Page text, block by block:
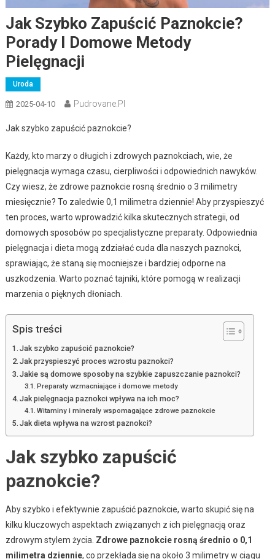
Jak Szybko Zapuścić Paznokcie?
Porady I Domowe Metody
Pielęgnacji
Uroda
2025-04-10 Pudrovane.pl
Jak szybko zapuścić paznokcie?
Każdy, kto marzy o długich i zdrowych paznokciach, wie, że
pielęgnacja wymaga czasu, cierpliwości i odpowiednich nawyków.
Czy wiesz, że zdrowe paznokcie rosną średnio o 3 milimetry
miesięcznie? To zaledwie 0,1 milimetra dziennie! Aby przyspieszyć
ten proces, warto wprowadzić kilka skutecznych strategii, od
domowych sposobów po specjalistyczne preparaty. Odpowiednia
pielęgnacja i dieta mogą zdziałać cuda dla naszych paznokci,
sprawiając, że staną się mocniejsze i bardziej odporne na
uszkodzenia. Warto poznać tajniki, które pomogą w realizacji
marzenia o pięknych dłoniach.
Spis treści
Jak szybko zapuścić paznokcie?
Jak przyspieszyć proces wzrostu paznokci?
Jakie są domowe sposoby na szybkie zapuszczanie paznokci?
Preparaty wzmacniające i domowe metody
Jak pielęgnacja paznokci wpływa na ich moc?
Witaminy i minerały wspomagające zdrowe paznokcie
Jak dieta wpływa na wzrost paznokci?
Jak szybko zapuścić
paznokcie?
Aby szybko i efektywnie zapuścić paznokcie, warto skupić się na
kilku kluczowych aspektach związanych z ich pielęgnacją oraz
zdrowym stylem życia. Zdrowe paznokcie rosną średnio o 0,1
milimetra dziennie, co przekłada się na około 3 milimetry w ciągu